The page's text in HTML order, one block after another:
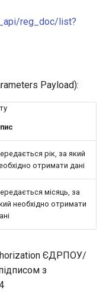
reg_doc/list?
Payload):
рік, за який
отримати дані
місяць, за
необхідно отримати
ЄДРПОУ/
з